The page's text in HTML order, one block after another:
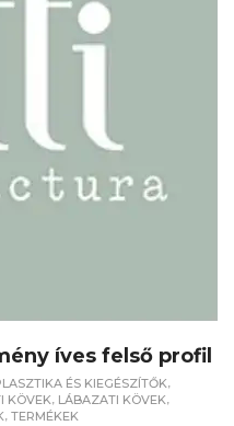
íves felső profil
ÉS KIEGÉSZÍTŐK,
KÖVEK, LÁBAZATI KÖVEK,
, TERMÉKEK